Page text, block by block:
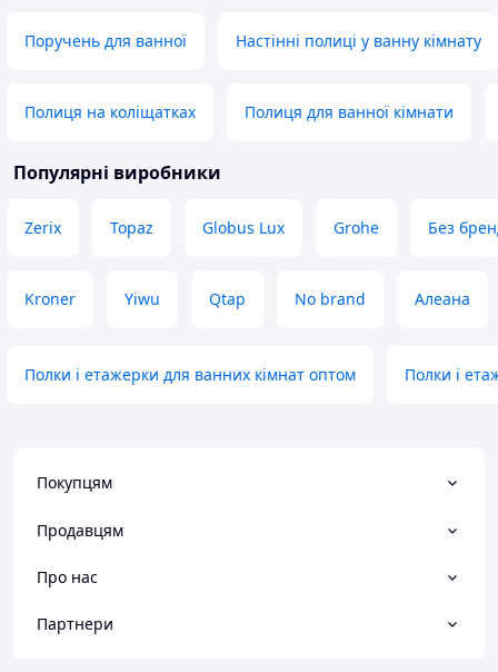
Поручень для ванної Настінні полиці у ванну кімнату
Полиця на коліщатках Полиця для ванної кімнати
Популярні виробники
Zerix Topaz Globus Lux Grohe Без
Kroner Yiwu Qtap No brand Алеана
Полки і етажерки для ванних кімнат оптом Полки і
Покупцям
Продавцям
Про нас
Партнери